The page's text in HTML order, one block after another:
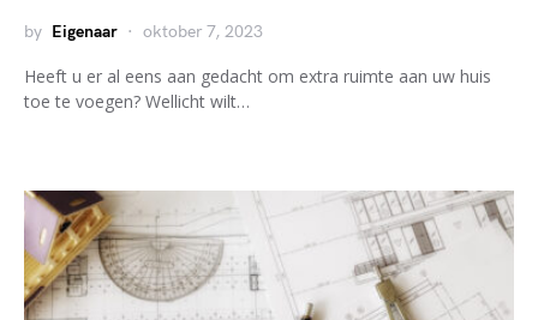
by Eigenaar oktober 7, 2023
Heeft u er al eens aan gedacht om extra ruimte aan uw huis
toe te voegen? Wellicht wilt…